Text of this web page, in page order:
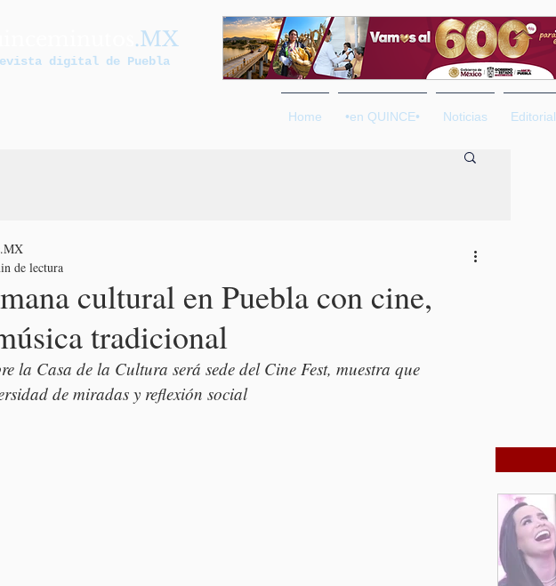
.MX
digital de Puebla
Home •en QUINCE• Noticias Editorial
cultural en Puebla con cine,
tradicional
de lectura
la Casa de la Cultura será sede del Cine Fest, muestra que
de miradas y reflexión social